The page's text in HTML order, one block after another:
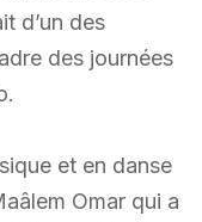
d’un des
des journées
et en danse
Omar qui a